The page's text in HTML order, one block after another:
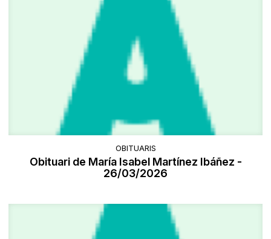
OBITUARIS
Obituari de María Isabel Martínez Ibáñez -
26/03/2026